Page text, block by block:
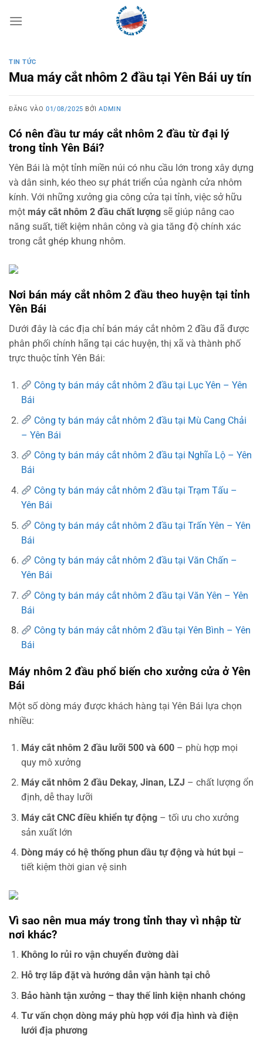
qua
TIN TỨC
Mua máy cắt nhôm 2 đầu tại Yên Bái uy tín
ĐĂNG VÀO01/08/2025 BỞIADMIN
Có nên đầu tư máy cắt nhôm 2 đầu từ đại lý
trong tỉnh Yên Bái?
Yên Bái là một tỉnh miền núi có nhu cầu lớn trong xây dựng
và dân sinh, kéo theo sự phát triển của ngành cửa nhôm
kính. Với những xưởng gia công cửa tại tỉnh, việc sở hữu
một máy cắt nhôm 2 đầu chất lượng sẽ giúp nâng cao
năng suất, tiết kiệm nhân công và gia tăng độ chính xác
trong cắt ghép khung nhôm.
Nơi bán máy cắt nhôm 2 đầu theo huyện tại tỉnh
Yên Bái
Dưới đây là các địa chỉ bán máy cắt nhôm 2 đầu đã được
phân phối chính hãng tại các huyện, thị xã và thành phố
trực thuộc tỉnh Yên Bái:
Công ty bán máy cắt nhôm 2 đầu tại Lục Yên – Yên
Bái
Công ty bán máy cắt nhôm 2 đầu tại Mù Cang Chải
– Yên Bái
Công ty bán máy cắt nhôm 2 đầu tại Nghĩa Lộ – Yên
Bái
Công ty bán máy cắt nhôm 2 đầu tại Trạm Tấu –
Yên Bái
Công ty bán máy cắt nhôm 2 đầu tại Trấn Yên – Yên
Bái
Công ty bán máy cắt nhôm 2 đầu tại Văn Chấn –
Yên Bái
Công ty bán máy cắt nhôm 2 đầu tại Văn Yên – Yên
Bái
Công ty bán máy cắt nhôm 2 đầu tại Yên Bình – Yên
Bái
Máy nhôm 2 đầu phổ biến cho xưởng cửa ở Yên
Bái
Một số dòng máy được khách hàng tại Yên Bái lựa chọn
nhiều:
Máy cắt nhôm 2 đầu lưỡi 500 và 600– phù hợp mọi
quy mô xưởng
Máy cắt nhôm 2 đầu Dekay, Jinan, LZJ – chất lượng ổn
định, dễ thay lưỡi
Máy cắt CNC điều khiển tự động– tối ưu cho xưởng
sản xuất lớn
Dòng máy có hệ thống phun dầu tự động và hút bụi–
tiết kiệm thời gian vệ sinh
Vì sao nên mua máy trong tỉnh thay vì nhập từ
nơi khác?
Không lo rủi ro vận chuyển đường dài
Hỗ trợ lắp đặt và hướng dẫn vận hành tại chỗ
Bảo hành tận xưởng – thay thế linh kiện nhanh chóng
Tư vấn chọn dòng máy phù hợp với địa hình và điện
lưới địa phương